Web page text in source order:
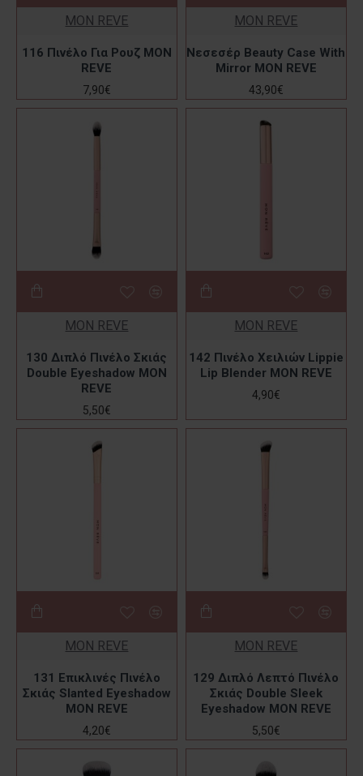
MON REVE
116 Πινέλο Για Ρουζ MON
REVE
7,90€
MON REVE
Νεσεσέρ Beauty Case With
Mirror MON REVE
43,90€
MON REVE
130 Διπλό Πινέλο Σκιάς
Double Eyeshadow MON
REVE
5,50€
MON REVE
142 Πινέλο Χειλιών Lippie
Lip Blender MON REVE
4,90€
MON REVE
131 Επικλινές Πινέλο
Σκιάς Slanted Eyeshadow
MON REVE
4,20€
MON REVE
129 Διπλό Λεπτό Πινέλο
Σκιάς Double Sleek
Eyeshadow MON REVE
5,50€